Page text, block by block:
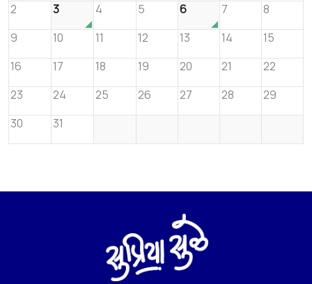
2
3 4 5 6 7
8
9
10 11 12 13 14
15
16
17 18 19 20 21
22
23
24 25 26 27 28
29
30
31